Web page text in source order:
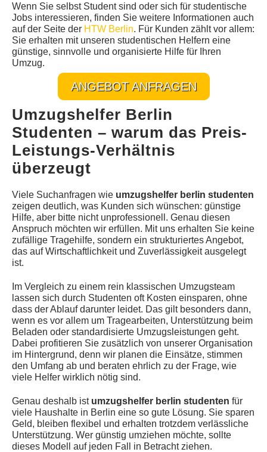
Wenn Sie selbst Student sind oder sich für studentische
Jobs interessieren, finden Sie weitere Informationen auch
auf der Seite der HTW Berlin. Für Kunden zählt vor allem:
Sie erhalten mit unseren studentischen Helfern eine
günstige, sinnvolle und organisierte Hilfe für Ihren
Umzug.
ANGEBOT ANFRAGEN
Umzugshelfer Berlin
Studenten – warum das Preis-
Leistungs-Verhältnis
überzeugt
Viele Suchanfragen wie umzugshelfer berlin studenten
zeigen deutlich, was Kunden sich wünschen: günstige
Hilfe, aber bitte nicht unprofessionell. Genau diesen
Anspruch möchten wir erfüllen. Mit uns erhalten Sie keine
zufällige Tragehilfe, sondern ein strukturiertes Angebot,
das auf Wirtschaftlichkeit und Zuverlässigkeit ausgelegt
ist.
Im Vergleich zu einem rein klassischen Umzugsteam
lassen sich durch Studenten oft Kosten einsparen, ohne
dass der Ablauf darunter leidet. Das gilt besonders dann,
wenn es vor allem um Tragearbeiten, Unterstützung beim
Beladen oder standardisierte Umzugsleistungen geht.
Dabei profitieren Sie zusätzlich von unserer Organisation
im Hintergrund, denn wir planen die Einsätze, stimmen
den Umfang ab und beraten ehrlich zu der Frage, wie
viele Helfer wirklich nötig sind.
Genau deshalb ist umzugshelfer berlin studenten für
viele Haushalte in Berlin eine so gute Lösung. Sie sparen
Geld, bleiben flexibel und erhalten trotzdem verlässliche
Unterstützung. Wer günstig umziehen möchte, sollte
dieses Modell auf jeden Fall in Betracht ziehen.